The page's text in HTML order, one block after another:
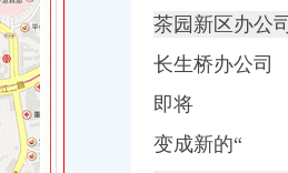
车多少钱南坪驾校
公交线路_海棠溪立交地图
_海棠溪附近住宿_艺龙
客
民寄存分部-韵达快递网点
茶园新区办公
长生桥办公司
即将
变成新的“